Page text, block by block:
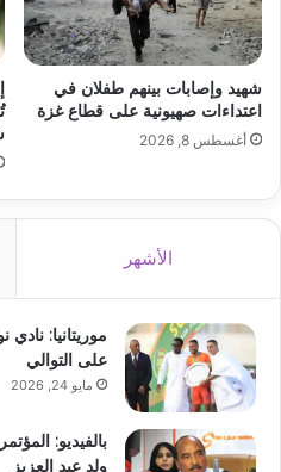
شهيد وإصابات بينهم طفلان في
اعتداءات صهيونية على قطاع غزة
أغسطس 8, 2026
الأشهر
موريتانيا:
على التوالي
مايو 24, 2026
بالفيديو:
ولد عبد العزيز